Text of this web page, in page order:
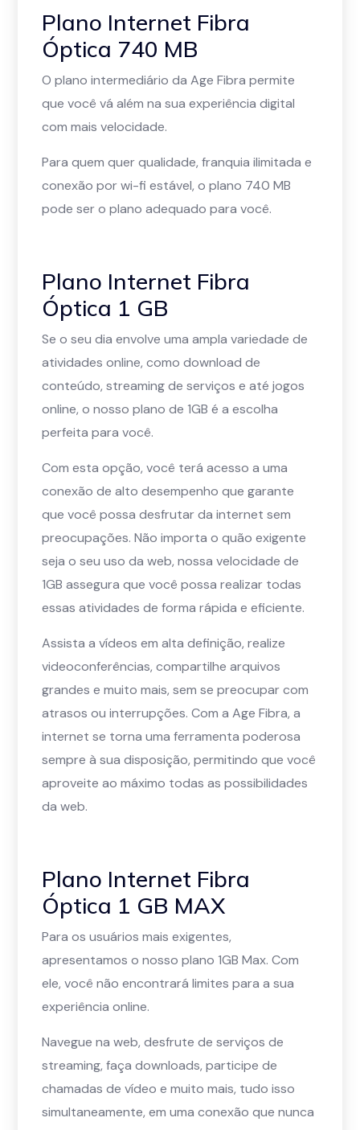
Plano Internet Fibra
Óptica 740 MB
O plano intermediário da Age Fibra permite
que você vá além na sua experiência digital
com mais velocidade.
Para quem quer qualidade, franquia ilimitada e
conexão por wi-fi estável, o plano 740 MB
pode ser o plano adequado para você.
Plano Internet Fibra
Óptica 1 GB
Se o seu dia envolve uma ampla variedade de
atividades online, como download de
conteúdo, streaming de serviços e até jogos
online, o nosso plano de 1GB é a escolha
perfeita para você.
Com esta opção, você terá acesso a uma
conexão de alto desempenho que garante
que você possa desfrutar da internet sem
preocupações. Não importa o quão exigente
seja o seu uso da web, nossa velocidade de
1GB assegura que você possa realizar todas
essas atividades de forma rápida e eficiente.
Assista a vídeos em alta definição, realize
videoconferências, compartilhe arquivos
grandes e muito mais, sem se preocupar com
atrasos ou interrupções. Com a Age Fibra, a
internet se torna uma ferramenta poderosa
sempre à sua disposição, permitindo que você
aproveite ao máximo todas as possibilidades
da web.
Plano Internet Fibra
Óptica 1 GB MAX
Para os usuários mais exigentes,
apresentamos o nosso plano 1GB Max. Com
ele, você não encontrará limites para a sua
experiência online.
Navegue na web, desfrute de serviços de
streaming, faça downloads, participe de
chamadas de vídeo e muito mais, tudo isso
simultaneamente, em uma conexão que nunca